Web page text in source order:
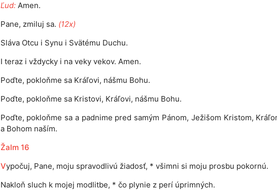
Ľud:Amen.
Pane, zmiluj sa. (12x)
Sláva Otcu i Synu i Svätému Duchu.
I teraz i vždycky i na veky vekov. Amen.
Poďte, pokloňme sa Kráľovi, nášmu Bohu.
Poďte, pokloňme sa Kristovi, Kráľovi, nášmu Bohu.
Poďte, pokloňme sa a padnime pred samým Pánom, Ježišom Kristom,
a Bohom naším.
Žalm 16
Vypočuj, Pane, moju spravodlivú žiadosť, * všimni si moju prosbu pokornú.
Nakloň sluch k mojej modlitbe, * čo plynie z perí úprimných.